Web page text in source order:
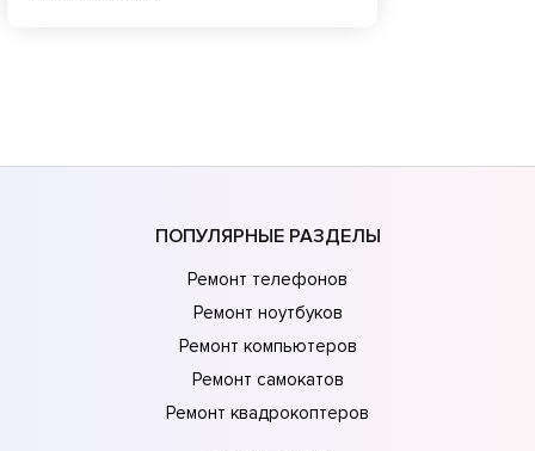
ПОПУЛЯРНЫЕ РАЗДЕЛЫ
Ремонт телефонов
Ремонт ноутбуков
Ремонт компьютеров
Ремонт самокатов
Ремонт квадрокоптеров